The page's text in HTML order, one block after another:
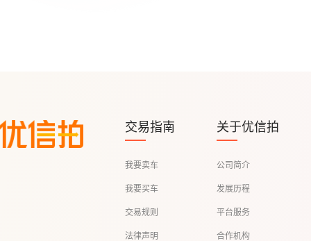
交易指南
我要卖车
我要买车
交易规则
法律声明
关于优信拍
公司简介
发展历程
平台服务
合作机构